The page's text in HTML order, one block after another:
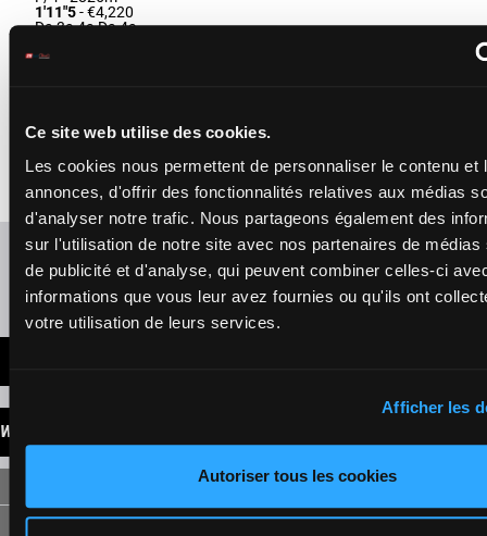
Ce site web utilise des cookies.
Les cookies nous permettent de personnaliser le contenu et
annonces, d'offrir des fonctionnalités relatives aux médias
d'analyser notre trafic. Nous partageons également des
sur l'utilisation de notre site avec nos partenaires de médias
de publicité et d'analyse, qui peuvent combiner celles-ci
informations que vous leur avez fournies ou qu'ils ont
votre utilisation de leurs services.
Afficher les
Autoriser tous les cookies
1'11"5- €4,220
Da 3a 4a Da 4a
12
1'17"1- €4,450
5a 6a 4a 7a Da Da
3a
F/42825m 1'17"1
Refresh odds
Presence of favorite horses
WINNINGS
SINGLE